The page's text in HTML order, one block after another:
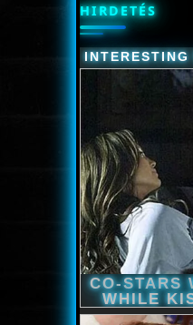
HIRDETÉS